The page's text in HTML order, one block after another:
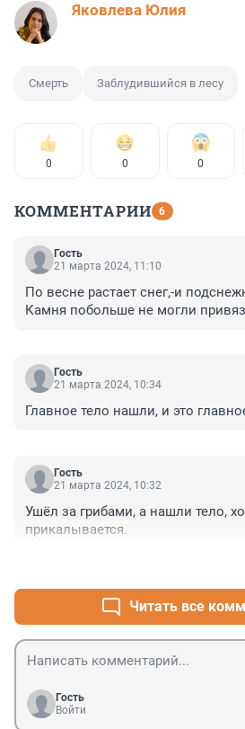
Яковлева Юлия
Смерть Заблудившийся в лесу
0 0 0
КОММЕНТАРИИ 6
Гость
21 марта 2024, 11:10
По весне растает снег,-и
Камня побольше не могли
Гость
21 марта 2024, 10:34
Главное тело нашли, и это
Гость
21 марта 2024, 10:32
Ушёл за грибами, а нашли тело,
прикалывается.
Читать все
Гость
Войти